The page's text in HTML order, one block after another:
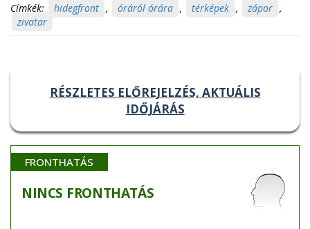
Címkék: hidegfront , óráról órára , térképek , zápor ,
zivatar
RÉSZLETES ELŐREJELZÉS, AKTUÁLIS
IDŐJÁRÁS
FRONTHATÁS
NINCS FRONTHATÁS